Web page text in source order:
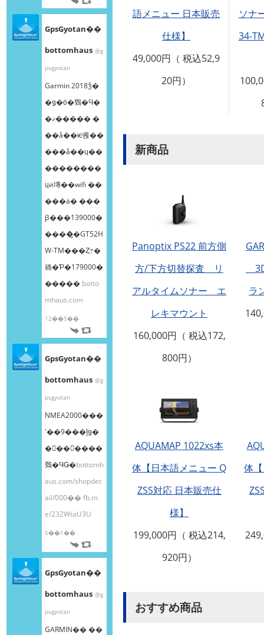
GpsGyotan��
bottomhaus @g
psgyotan
Garmin 2018ǯ�
�ǥ�ȯ�䳫�Ϥ�
�ޤ����� �
��å��ѥͥ롡��
���å��ɥ��
��������
ɥӥ塼��wifi ��
���ä� ���
β���139000�
����̡�GT52H
W-TM���Ȥ߹�
碌�Ƥ�179000�
����� botto
mhaus.com
12��5��
GpsGyotan��
bottomhaus @g
psgyotan
NMEA2000���
ʽ��9���إǥ�
�󥰥��󥵡����
䳫�ϤǤ�bottomh
aus.com/shopdet
ail/000��fb.m
e/232WtaU3U
5��1��
GpsGyotan��
bottomhaus @g
psgyotan
GARMIN�� ��
語メニュー 日本販売
仕様】
49,000円（ 税込52,9
20円）
ソナ
34-
新商品
Panoptix PS22 前方側
方/下方切替探査 リ
アルタイムソナー エ
レキマウント
160,000円（ 税込172,
800円）
ラ
AQUAMAP 1022xs本
体【日本語メニュー Q
ZSS対応 日本販売仕
様】
199,000円（ 税込214,
920円）
体
おすすめ商品